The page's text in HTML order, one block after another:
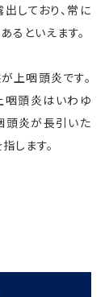
しており、常に
といえます。
上咽頭炎です。
咽頭炎はいわゆ
頭炎が長引いた
します。